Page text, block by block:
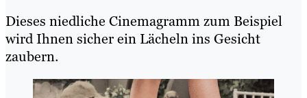
Dieses niedliche Cinemagramm zum Beispiel
wird Ihnen sicher ein Lächeln ins Gesicht
zaubern.